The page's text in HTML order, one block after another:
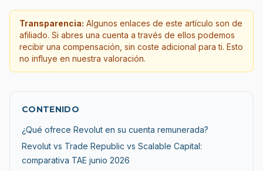
Transparencia: Algunos enlaces de este artículo son de
afiliado. Si abres una cuenta a través de ellos podemos
recibir una compensación, sin coste adicional para ti. Esto
no influye en nuestra valoración.
CONTENIDO
¿Qué ofrece Revolut en su cuenta remunerada?
Revolut vs Trade Republic vs Scalable Capital:
comparativa TAE junio 2026